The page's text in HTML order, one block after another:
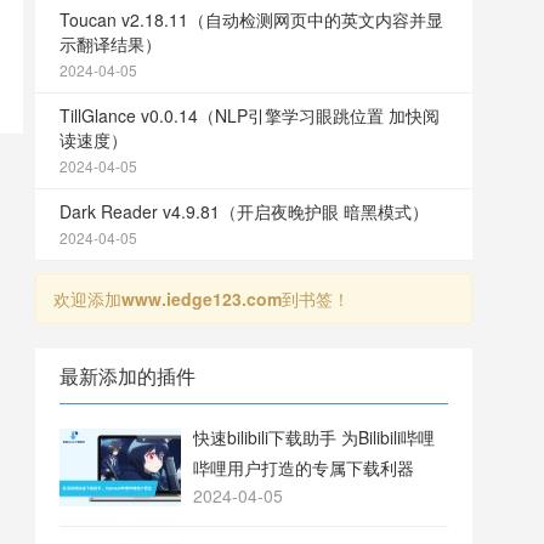
Toucan v2.18.11（自动检测网页中的英文内容并显
示翻译结果）
2024-04-05
TillGlance v0.0.14（NLP引擎学习眼跳位置 加快阅
读速度）
2024-04-05
Dark Reader v4.9.81（开启夜晚护眼 暗黑模式）
2024-04-05
欢迎添加www.iedge123.com到书签！
最新添加的插件
快速bilibili下载助手 为Bilibili哔哩
哔哩用户打造的专属下载利器
2024-04-05